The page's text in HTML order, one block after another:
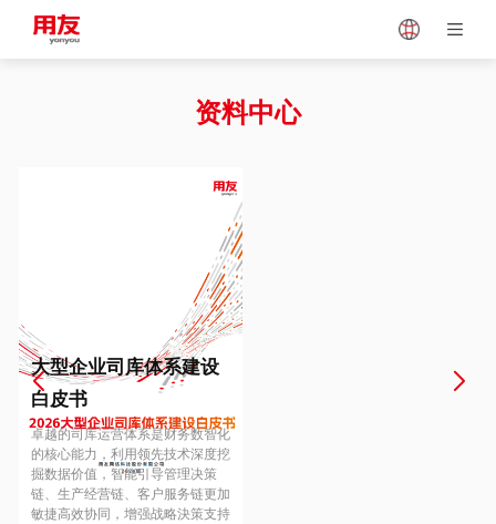
Vietnam
Europe
Hungary
Hong Kong
资料中心
大型企业司库体系建设
白皮书
卓越的司库运营体系是财务数智化
的核心能力，利用领先技术深度挖
掘数据价值，智能引导管理决策
链、生产经营链、客户服务链更加
敏捷高效协同，增强战略決策支持